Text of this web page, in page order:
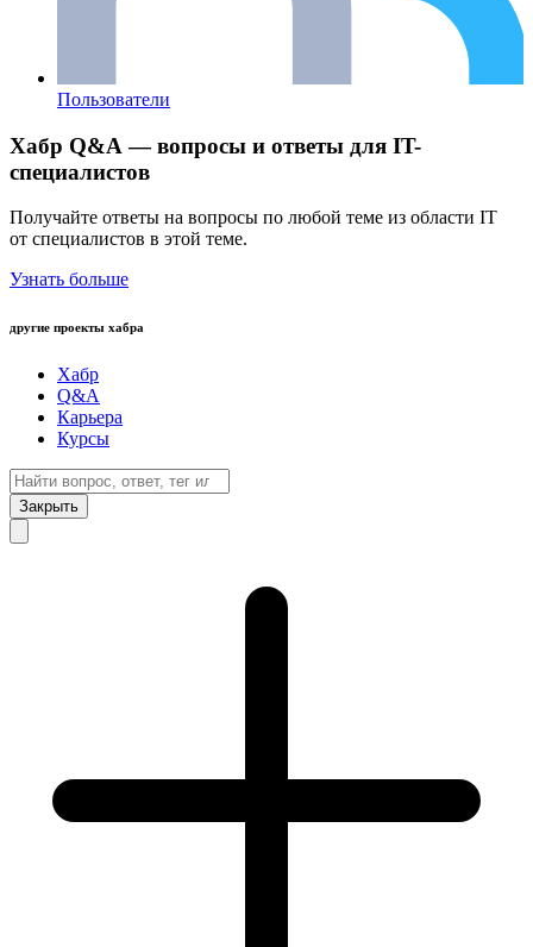
Пользователи
Хабр Q&A — вопросы и ответы для IT-
специалистов
Получайте ответы на вопросы по любой теме из области IT
от специалистов в этой теме.
Узнать больше
другие проекты хабра
Хабр
Q&A
Карьера
Курсы
Закрыть